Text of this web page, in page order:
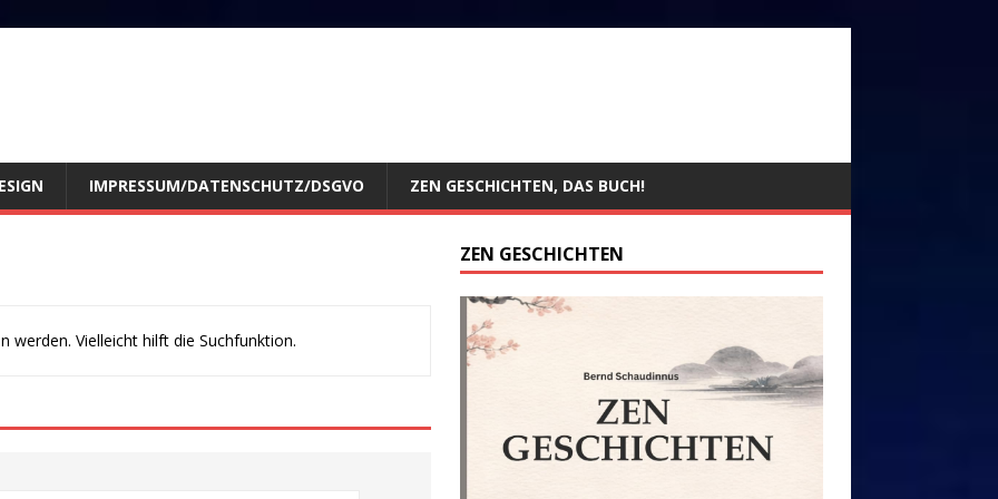
IMPRESSUM/DATENSCHUTZ/DSGVO ZEN GESCHICHTEN, DAS BUCH!
werden. Vielleicht hilft die Suchfunktion.
ZEN GESCHICHTEN